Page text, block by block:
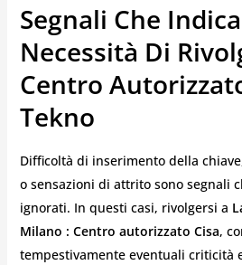
Segnali Che
Necessità Di
Centro
Tekno
Difficoltà di inserimento della
o sensazioni di attrito sono segnali
ignorati. In questi casi, rivolgersi a
Milano : Centro autorizzato Cisa,
tempestivamente eventuali criticità